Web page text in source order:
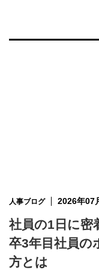
人事ブログ 2026年07
社員の1日に密
卒3年目社員の
方とは